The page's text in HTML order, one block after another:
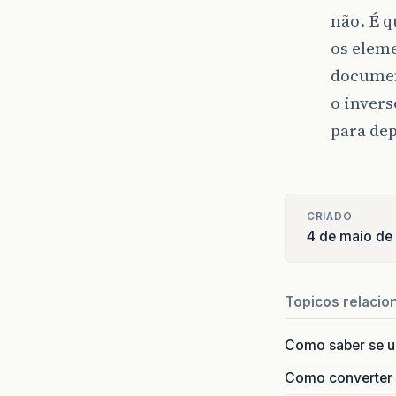
não. É
os
o
para
CRIADO
4 de maio
Topicos
Como saber se
Como